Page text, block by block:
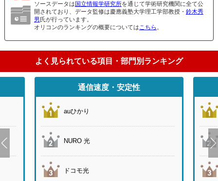
ソースデータは 国立情報学研究所を通じて学術研究機関に全て公
開されており、データ監修は慶應義塾大学理工学部教授・ 鈴木秀
男 氏が行っています。
オリコンのランキングの概要についてはこちら 。
よく見られている項目・部門別ランキング
通信速度・安定性
auひかり
NURO 光
ドコモ光